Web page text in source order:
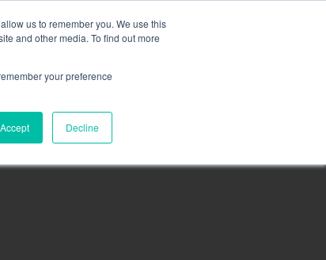
us to remember you. We use this
and other media. To find out more
your preference
Accept Decline
finden Sie hier.
KONTAKT